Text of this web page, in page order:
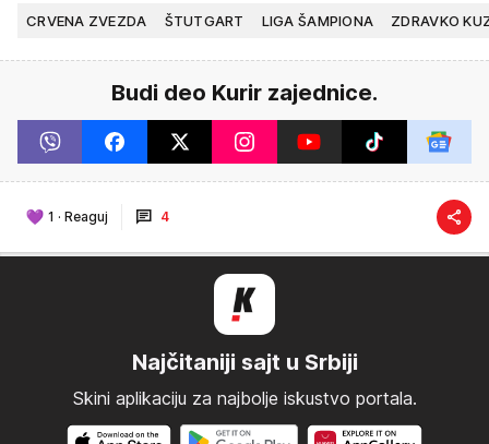
CRVENA ZVEZDA ŠTUTGART LIGA ŠAMPIONA ZDRAVKO
Budi deo Kurir zajednice.
1 · Reaguj 4
Najčitaniji sajt u Srbiji
Skini aplikaciju za najbolje iskustvo portala.